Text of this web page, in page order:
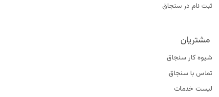
ثبت نام در سنجاق
مشتریان
شیوه کار سنجاق
تماس با سنجاق
لیست خدمات